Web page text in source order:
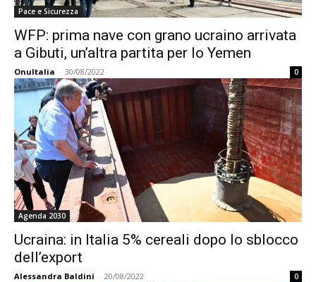
Pace e Sicurezza
WFP: prima nave con grano ucraino arrivata
a Gibuti, un’altra partita per lo Yemen
OnuItalia - 30/08/2022 0
Agenda 2030
Ucraina: in Italia 5% cereali dopo lo sblocco
dell’export
Alessandra Baldini - 20/08/2022 0